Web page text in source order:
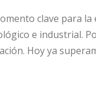
clave para
e industrial.
Hoy ya